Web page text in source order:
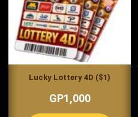
Lucky Lottery 4D ($1)
GP1,000